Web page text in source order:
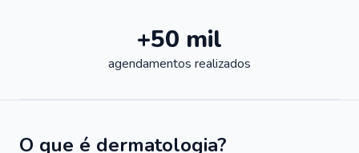
+50 mil
agendamentos realizados
O que é dermatologia?